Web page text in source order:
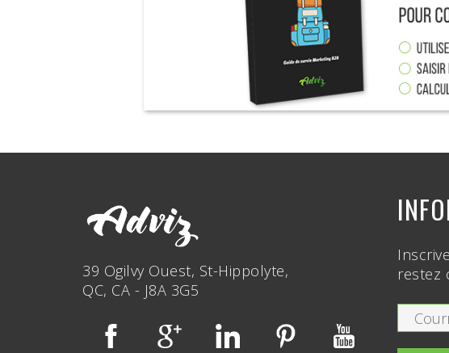
39 Ogilvy Ouest, St-Hippolyte,
QC, CA - J8A 3G5
restez